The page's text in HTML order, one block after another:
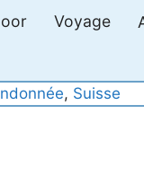
Voyage
, Suisse